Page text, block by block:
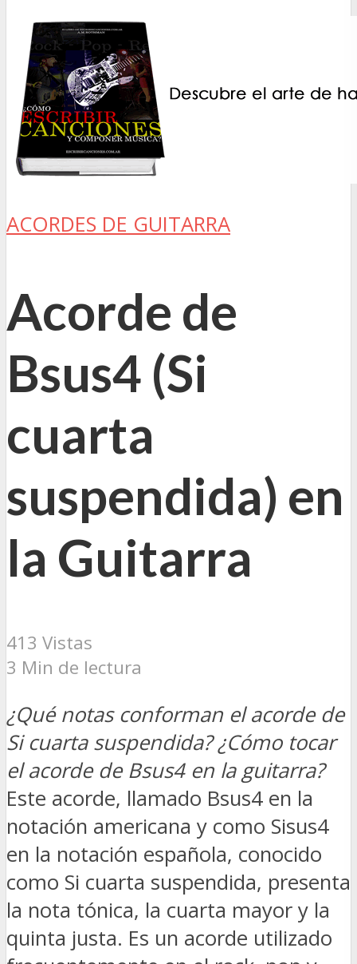
ACORDES DE GUITARRA
Acorde de
Bsus4 (Si
cuarta
suspendida) en
la Guitarra
413 Vistas
3 Min de lectura
¿Qué notas conforman el acorde de
Si cuarta suspendida? ¿Cómo tocar
el acorde de Bsus4 en la guitarra?
Este acorde, llamado Bsus4 en la
notación americana y como Sisus4
en la notación española, conocido
como Si cuarta suspendida, presenta
la nota tónica, la cuarta mayor y la
quinta justa. Es un acorde utilizado